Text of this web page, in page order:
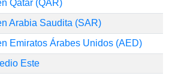
Qatar (QAR)
Arabia Saudita (SAR)
Emiratos Árabes Unidos (AED)
Este